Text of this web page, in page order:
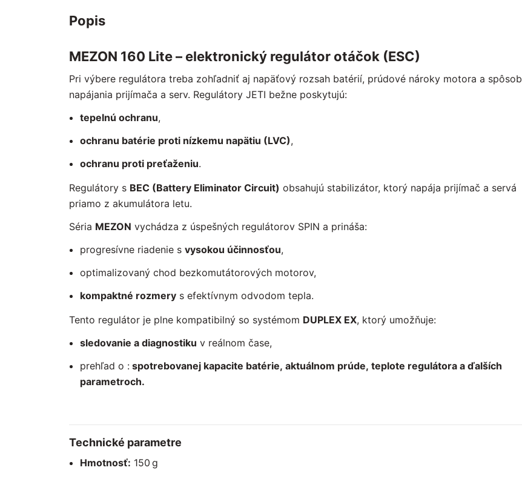
Popis
MEZON 160 Lite– elektronický regulátor otáčok (ESC)
Pri výbere regulátora treba zohľadniť aj napäťový rozsah batérií, prúdové nároky motora a spôsob
napájania prijímača a serv. Regulátory JETI bežne poskytujú:
tepelnú ochranu,
ochranu batérie proti nízkemu napätiu (LVC),
ochranu proti preťaženiu.
Regulátory s BEC (Battery Eliminator Circuit) obsahujú stabilizátor, ktorý napája prijímač a servá
priamo z akumulátora letu.
Séria MEZON vychádza z úspešných regulátorov SPIN a prináša:
progresívne riadenie s vysokou účinnosťou,
optimalizovaný chod bezkomutátorových motorov,
kompaktné rozmery s efektívnym odvodom tepla.
Tento regulátor je plne kompatibilný so systémom DUPLEX EX, ktorý umožňuje:
sledovanie a diagnostiku v reálnom čase,
prehľad o : spotrebovanej kapacite batérie, aktuálnom prúde, teplote regulátora a ďalších
parametroch.
Technické parametre
Hmotnosť: 150 g